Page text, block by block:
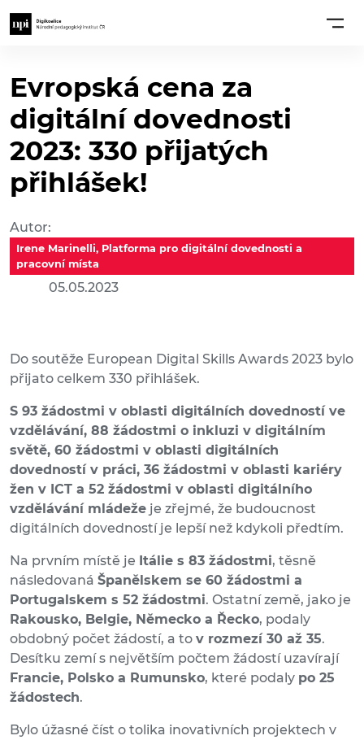
Evropská cena za
digitální dovednosti
2023: 330 přijatých
přihlášek!
Autor:
Irene Marinelli, Platforma pro digitální dovednosti a
pracovní místa
05.05.2023
Do soutěže European Digital Skills Awards 2023 bylo
přijato celkem 330 přihlášek.
S 93 žádostmi v oblasti digitálních dovedností ve
vzdělávání, 88 žádostmi o inkluzi v digitálním
světě, 60 žádostmi v oblasti digitálních
dovedností v práci, 36 žádostmi v oblasti kariéry
žen v ICT a 52 žádostmi v oblasti digitálního
vzdělávání mládeže je zřejmé, že budoucnost
digitálních dovedností je lepší než kdykoli předtím.
Na prvním místě je Itálie s 83 žádostmi, těsně
následovaná Španělskem se 60 žádostmi a
Portugalskem s 52 žádostmi. Ostatní země, jako je
Rakousko, Belgie, Německo a Řecko, podaly
obdobný počet žádostí, a to v rozmezí 30 až 35.
Desítku zemí s největším počtem žádostí uzavírají
Francie, Polsko a Rumunsko, které podaly po 25
žádostech.
Bylo úžasné číst o tolika inovativních projektech v